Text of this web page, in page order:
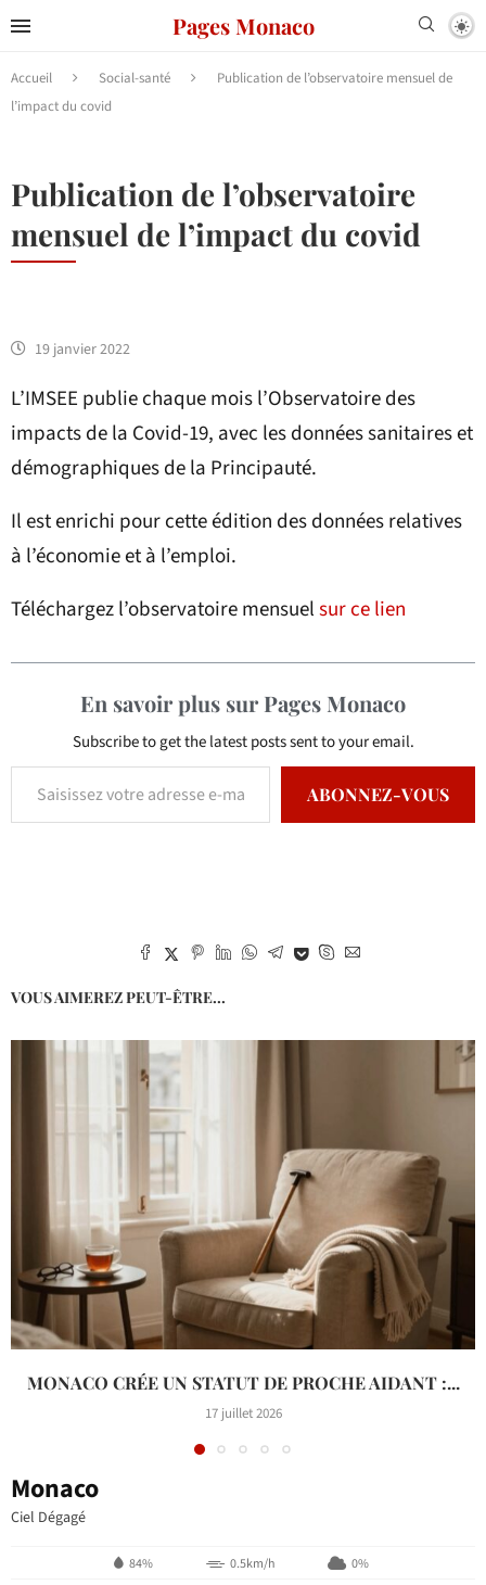
Pages Monaco
Accueil Social-santé
Publication de l’observatoire mensuel de
l’impact du covid
Publication de l’observatoire
mensuel de l’impact du covid
19 janvier 2022
L’IMSEE publie chaque mois l’Observatoire des
impacts de la Covid-19, avec les données sanitaires et
démographiques de la Principauté.
Il est enrichi pour cette édition des données relatives
à l’économie et à l’emploi.
Téléchargez l’observatoire mensuelsur ce lien
En savoir plus sur Pages Monaco
Subscribe to get the latest posts sent to your email.
ABONNEZ-VOUS
VOUS AIMEREZ PEUT-ÊTRE...
MONACO CRÉE UN STATUT DE PROCHE AIDANT :...
17 juillet 2026
Monaco
Ciel Dégagé
84% 0.5km/h 0%